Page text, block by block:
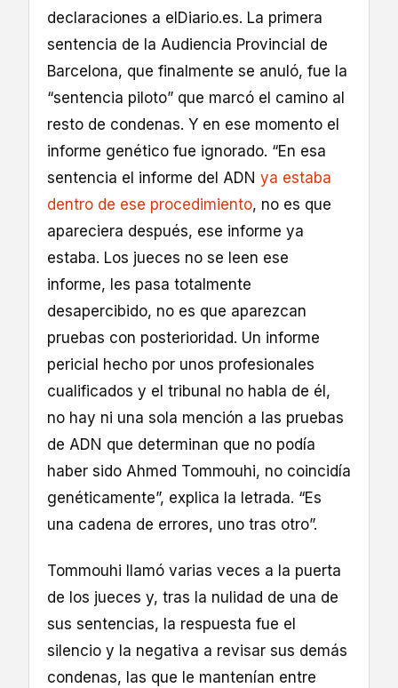
declaraciones a elDiario.es. La primera
sentencia de la Audiencia Provincial de
Barcelona, que finalmente se anuló, fue la
“sentencia piloto” que marcó el camino al
resto de condenas. Y en ese momento el
informe genético fue ignorado. “En esa
sentencia el informe del ADN ya estaba
dentro de ese procedimiento, no es que
apareciera después, ese informe ya
estaba. Los jueces no se leen ese
informe, les pasa totalmente
desapercibido, no es que aparezcan
pruebas con posterioridad. Un informe
pericial hecho por unos profesionales
cualificados y el tribunal no habla de él,
no hay ni una sola mención a las pruebas
de ADN que determinan que no podía
haber sido Ahmed Tommouhi, no coincidía
genéticamente”, explica la letrada. “Es
una cadena de errores, uno tras otro”.
Tommouhi llamó varias veces a la puerta
de los jueces y, tras la nulidad de una de
sus sentencias, la respuesta fue el
silencio y la negativa a revisar sus demás
condenas, las que le mantenían entre